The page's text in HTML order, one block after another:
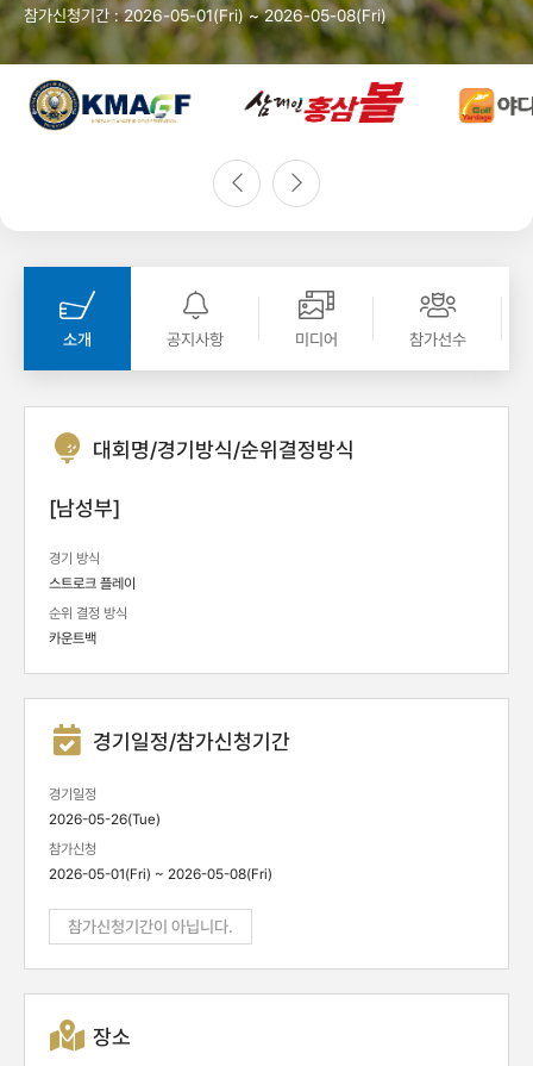
참가신청기간 : 2026-05-01(Fri) ~ 2026-05-08(Fri)
소개 공지사항 미디어 참가선수
대회명/경기방식/순위결정방식
[남성부]
경기 방식
스트로크 플레이
순위 결정 방식
카운트백
경기일정/참가신청기간
경기일정
2026-05-26(Tue)
참가신청
2026-05-01(Fri) ~ 2026-05-08(Fri)
참가신청기간이 아닙니다.
장소